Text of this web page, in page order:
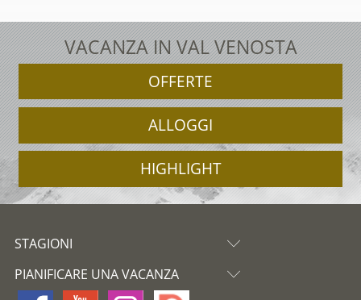
VACANZA IN VAL VENOSTA
OFFERTE
ALLOGGI
HIGHLIGHT
STAGIONI
PIANIFICARE UNA VACANZA